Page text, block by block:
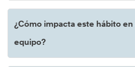
¿Cómo impacta este hábito
equipo?